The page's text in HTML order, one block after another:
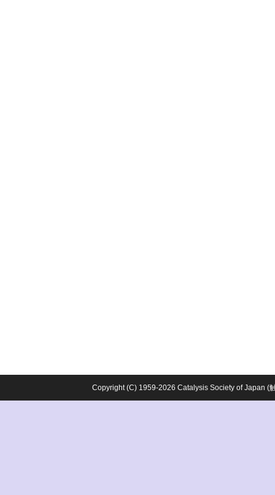
Copyright (C) 1959-2026 Catalysis Society of Japan (